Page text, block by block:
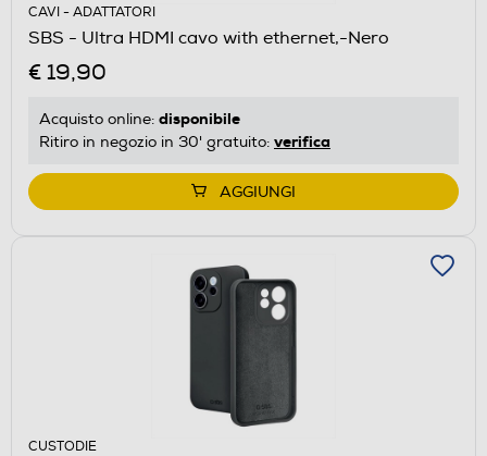
CAVI - ADATTATORI
SBS - Ultra HDMI cavo with ethernet,-Nero
€ 19,90
Acquisto online: disponibile
Ritiro in negozio in 30' gratuito: verifica
AGGIUNGI
CUSTODIE